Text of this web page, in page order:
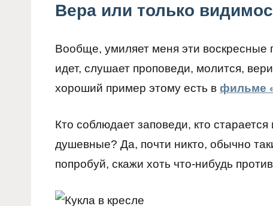
Вера или только
Вообще, умиляет меня эти
идет, слушает проповеди, молится,
хороший пример этому есть в фильме
Кто соблюдает заповеди, кто
душевные? Да, почти никто, обычно
попробуй, скажи хоть что-нибудь